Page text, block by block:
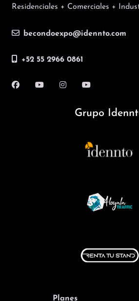
Residenciales + Comerciales +
becondoexpo@idennto.com
+52 55 2966 0861
Grupo
Planes